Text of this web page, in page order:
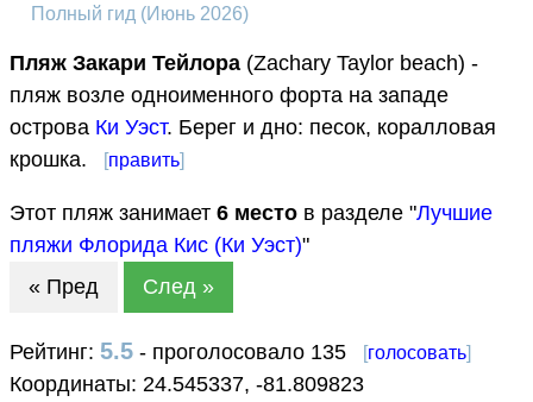
Полный гид (Июнь 2026)
Пляж Закари Тейлора (Zachary Taylor beach) -
пляж возле одноименного форта на западе
острова Ки Уэст. Берег и дно: песок, коралловая
крошка.
[править]
Этот пляж занимает 6 место в разделе "Лучшие
пляжи Флорида Кис (Ки Уэст)"
« Пред
След »
Рейтинг: 5.5 - проголосовало 135 [голосовать]
Координаты: 24.545337, -81.809823